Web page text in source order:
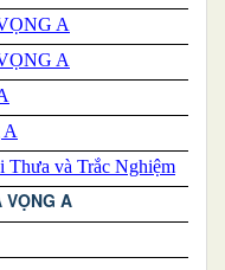
A
A
A
và Trắc Nghiệm
VỌNG A